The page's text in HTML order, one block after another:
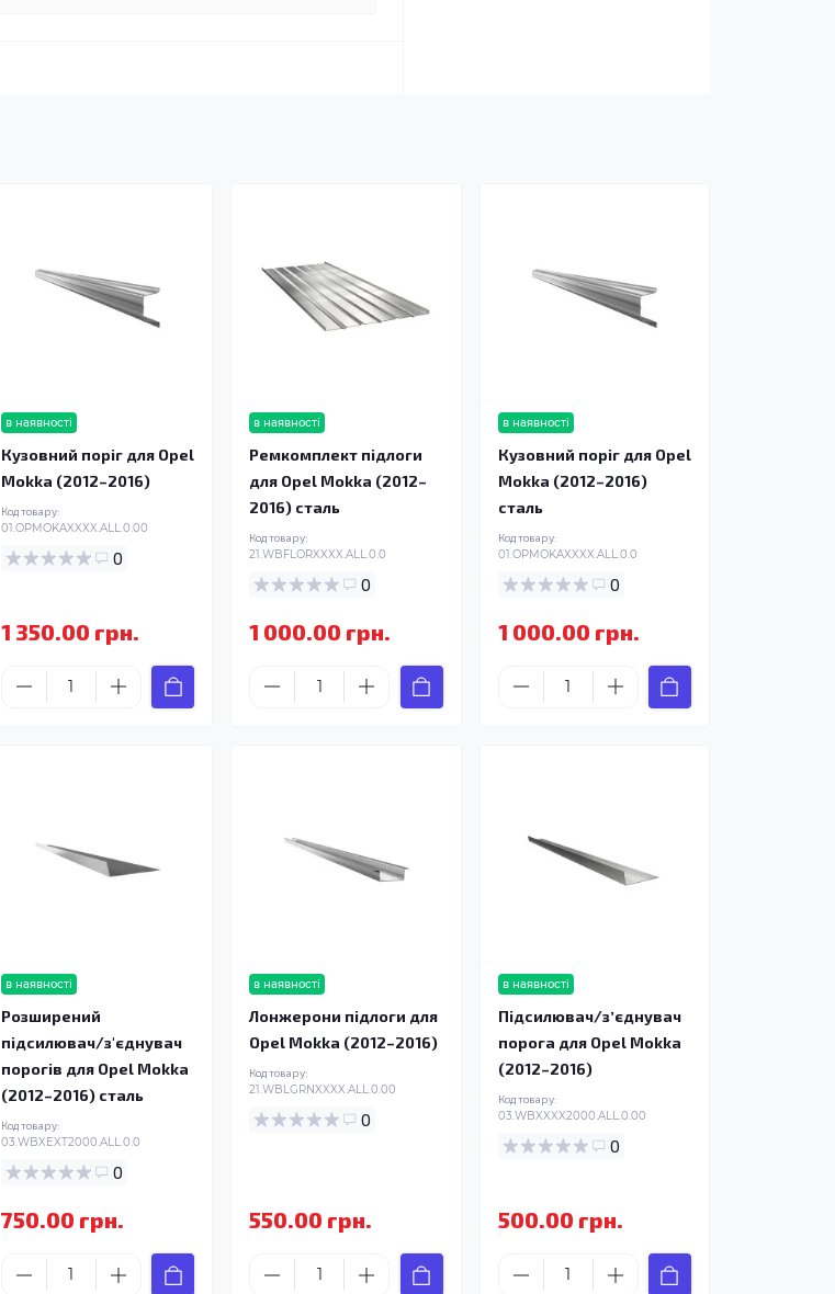
в наявності
Кузовний поріг для Opel
Mokka (2012–2016)
Код товару:
01.OPMOKAXXXX.ALL.0.00
0
1 350.00 грн.
в наявності
Ремкомплект підлоги
для Opel Mokka (2012–
2016) сталь
Код товару:
21.WBFLORXXXX.ALL.0.0
0
1 000.00 грн.
в наявності
Кузовний поріг для Opel
Mokka (2012–2016)
сталь
Код товару:
01.OPMOKAXXXX.ALL.0.0
0
1 000.00 грн.
в наявності
Розширений
підсилювач/з'єднувач
порогів для Opel Mokka
(2012–2016) сталь
Код товару:
03.WBXEXT2000.ALL.0.0
0
750.00 грн.
в наявності
Лонжерони підлоги для
Opel Mokka (2012–2016)
Код товару:
21.WBLGRNXXXX.ALL.0.00
0
550.00 грн.
в наявності
Підсилювач/зʼєднувач
порога для Opel Mokka
(2012–2016)
Код товару:
03.WBXXXX2000.ALL.0.00
0
500.00 грн.